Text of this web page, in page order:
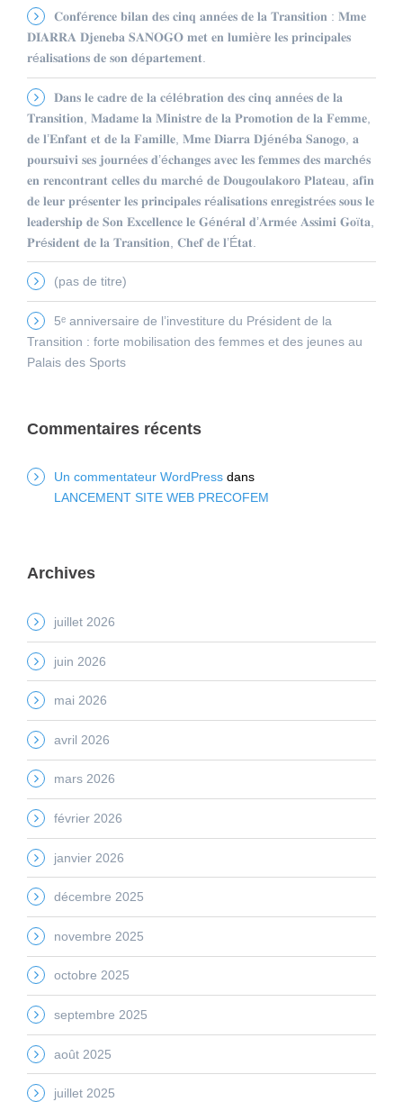
𝐂𝐨𝐧𝐟é𝐫𝐞𝐧𝐜𝐞 𝐛𝐢𝐥𝐚𝐧 𝐝𝐞𝐬 𝐜𝐢𝐧𝐪 𝐚𝐧𝐧é𝐞𝐬 𝐝𝐞 𝐥𝐚 𝐓𝐫𝐚𝐧𝐬𝐢𝐭𝐢𝐨𝐧 : 𝐌𝐦𝐞
𝐃𝐈𝐀𝐑𝐑𝐀 𝐃𝐣𝐞𝐧𝐞𝐛𝐚 𝐒𝐀𝐍𝐎𝐆𝐎 𝐦𝐞𝐭 𝐞𝐧 𝐥𝐮𝐦𝐢è𝐫𝐞 𝐥𝐞𝐬 𝐩𝐫𝐢𝐧𝐜𝐢𝐩𝐚𝐥𝐞𝐬
𝐫é𝐚𝐥𝐢𝐬𝐚𝐭𝐢𝐨𝐧𝐬 𝐝𝐞 𝐬𝐨𝐧 𝐝é𝐩𝐚𝐫𝐭𝐞𝐦𝐞𝐧𝐭.
𝐃𝐚𝐧𝐬 𝐥𝐞 𝐜𝐚𝐝𝐫𝐞 𝐝𝐞 𝐥𝐚 𝐜é𝐥é𝐛𝐫𝐚𝐭𝐢𝐨𝐧 𝐝𝐞𝐬 𝐜𝐢𝐧𝐪 𝐚𝐧𝐧é𝐞𝐬 𝐝𝐞 𝐥𝐚
𝐓𝐫𝐚𝐧𝐬𝐢𝐭𝐢𝐨𝐧, 𝐌𝐚𝐝𝐚𝐦𝐞 𝐥𝐚 𝐌𝐢𝐧𝐢𝐬𝐭𝐫𝐞 𝐝𝐞 𝐥𝐚 𝐏𝐫𝐨𝐦𝐨𝐭𝐢𝐨𝐧 𝐝𝐞 𝐥𝐚 𝐅𝐞𝐦𝐦𝐞,
𝐝𝐞 𝐥’𝐄𝐧𝐟𝐚𝐧𝐭 𝐞𝐭 𝐝𝐞 𝐥𝐚 𝐅𝐚𝐦𝐢𝐥𝐥𝐞, 𝐌𝐦𝐞 𝐃𝐢𝐚𝐫𝐫𝐚 𝐃𝐣é𝐧é𝐛𝐚 𝐒𝐚𝐧𝐨𝐠𝐨, 𝐚
𝐩𝐨𝐮𝐫𝐬𝐮𝐢𝐯𝐢 𝐬𝐞𝐬 𝐣𝐨𝐮𝐫𝐧é𝐞𝐬 𝐝’é𝐜𝐡𝐚𝐧𝐠𝐞𝐬 𝐚𝐯𝐞𝐜 𝐥𝐞𝐬 𝐟𝐞𝐦𝐦𝐞𝐬 𝐝𝐞𝐬 𝐦𝐚𝐫𝐜𝐡é𝐬
𝐞𝐧 𝐫𝐞𝐧𝐜𝐨𝐧𝐭𝐫𝐚𝐧𝐭 𝐜𝐞𝐥𝐥𝐞𝐬 𝐝𝐮 𝐦𝐚𝐫𝐜𝐡é 𝐝𝐞 𝐃𝐨𝐮𝐠𝐨𝐮𝐥𝐚𝐤𝐨𝐫𝐨 𝐏𝐥𝐚𝐭𝐞𝐚𝐮, 𝐚𝐟𝐢𝐧
𝐝𝐞 𝐥𝐞𝐮𝐫 𝐩𝐫é𝐬𝐞𝐧𝐭𝐞𝐫 𝐥𝐞𝐬 𝐩𝐫𝐢𝐧𝐜𝐢𝐩𝐚𝐥𝐞𝐬 𝐫é𝐚𝐥𝐢𝐬𝐚𝐭𝐢𝐨𝐧𝐬 𝐞𝐧𝐫𝐞𝐠𝐢𝐬𝐭𝐫é𝐞𝐬 𝐬𝐨𝐮𝐬 𝐥𝐞
𝐥𝐞𝐚𝐝𝐞𝐫𝐬𝐡𝐢𝐩 𝐝𝐞 𝐒𝐨𝐧 𝐄𝐱𝐜𝐞𝐥𝐥𝐞𝐧𝐜𝐞 𝐥𝐞 𝐆é𝐧é𝐫𝐚𝐥 𝐝’𝐀𝐫𝐦é𝐞 𝐀𝐬𝐬𝐢𝐦𝐢 𝐆𝐨ï𝐭𝐚,
𝐏𝐫é𝐬𝐢𝐝𝐞𝐧𝐭 𝐝𝐞 𝐥𝐚 𝐓𝐫𝐚𝐧𝐬𝐢𝐭𝐢𝐨𝐧, 𝐂𝐡𝐞𝐟 𝐝𝐞 𝐥’É𝐭𝐚𝐭.
(pas de titre)
5ᵉ anniversaire de l’investiture du Président de la
Transition : forte mobilisation des femmes et des jeunes au
Palais des Sports
Commentaires récents
Un commentateur WordPress dans
LANCEMENT SITE WEB PRECOFEM
Archives
juillet 2026
juin 2026
mai 2026
avril 2026
mars 2026
février 2026
janvier 2026
décembre 2025
novembre 2025
octobre 2025
septembre 2025
août 2025
juillet 2025